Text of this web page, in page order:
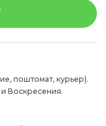
поштомат, курьер).
Воскресения.